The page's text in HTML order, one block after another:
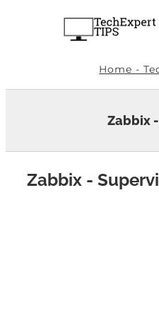
Home -
Zabbix
Zabbix -